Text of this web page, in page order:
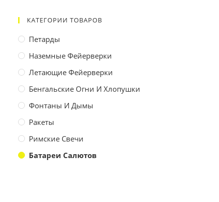
КАТЕГОРИИ ТОВАРОВ
Петарды
Наземные Фейерверки
Летающие Фейерверки
Бенгальские Огни И Хлопушки
Фонтаны И Дымы
Ракеты
Римские Свечи
Батареи Салютов